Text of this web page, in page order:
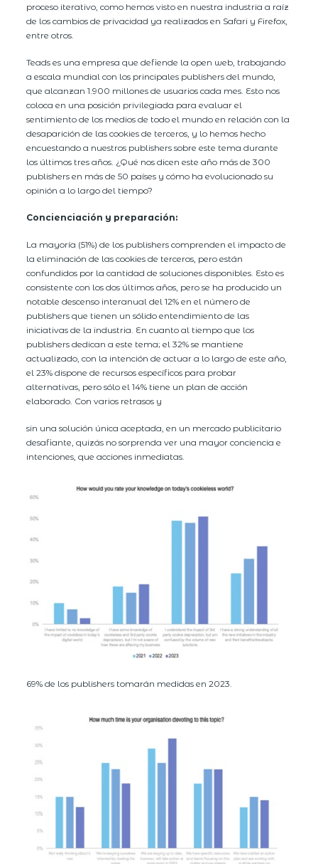
proceso iterativo, como hemos visto en nuestra industria a raíz
de los cambios de privacidad ya realizados en Safari y Firefox,
entre otros.
Teads es una empresa que defiende la open web, trabajando
a escala mundial con los principales publishers del mundo,
que alcanzan 1.900 millones de usuarios cada mes. Esto nos
coloca en una posición privilegiada para evaluar el
sentimiento de los medios de todo el mundo en relación con la
desaparición de las cookies de terceros, y lo hemos hecho
encuestando a nuestros publishers sobre este tema durante
los últimos tres años. ¿Qué nos dicen este año más de 300
publishers en más de 50 países y cómo ha evolucionado su
opinión a lo largo del tiempo?
Concienciación y preparación:
La mayoría (51%) de los publishers comprenden el impacto de
la eliminación de las cookies de terceros, pero están
confundidos por la cantidad de soluciones disponibles. Esto es
consistente con los dos últimos años, pero se ha producido un
notable descenso interanual del 12% en el número de
publishers que tienen un sólido entendimiento de las
iniciativas de la industria. En cuanto al tiempo que los
publishers dedican a este tema; el 32% se mantiene
actualizado, con la intención de actuar a lo largo de este año,
el 23% dispone de recursos específicos para probar
alternativas, pero sólo el 14% tiene un plan de acción
elaborado. Con varios retrasos y
sin una solución única aceptada, en un mercado publicitario
desafiante, quizás no sorprenda ver una mayor conciencia e
intenciones, que acciones inmediatas.
69% de los publishers tomarán medidas en 2023.